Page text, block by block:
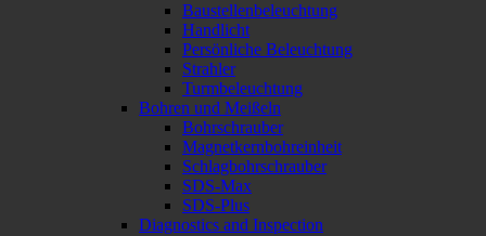
Baustellenbeleuchtung
Handlicht
Persönliche Beleuchtung
Strahler
Turmbeleuchtung
Bohren und Meißeln
Bohrschrauber
Magnetkernbohreinheit
Schlagbohrschrauber
SDS-Max
SDS-Plus
Diagnostics and Inspection